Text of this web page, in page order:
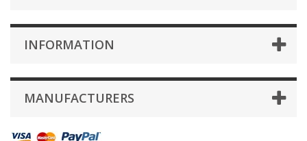
INFORMATION
MANUFACTURERS